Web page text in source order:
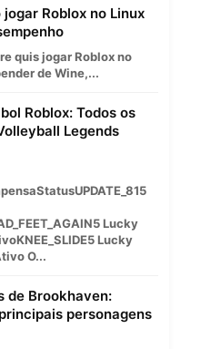
Roblox no Linux
quis jogar Roblox no
de Wine,...
Roblox: Todos os
Legends
Lucky
Lucky
O...
de Brookhaven:
personagens